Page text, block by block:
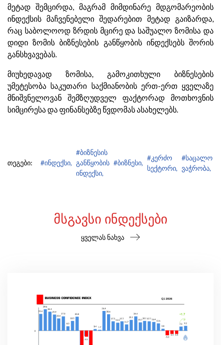
მეტად შემცირდა, მაგრამ მიმდინარე მდგომარეობის
ინდექსის მაჩვენებელი შედარებით მეტად გაიზარდა,
რაც საბოლოოდ ზრდის მცირე და საშუალო ზომისა და
დიდი ზომის ბიზნესების განწყობის ინდექსებს შორის
განსხვავებას.
მიუხედავად ზომისა, გამოკითხული ბიზნესების
უმეტესობა საკუთარი საქმიანობის ერთ-ერთ ყველაზე
მნიშვნელოვან შემზღუდველ ფაქტორად მოთხოვნის
სიმცირესა და ფინანსებზე წვდომას ასახელებს.
თეგები: #ინდექსი,
#ბიზნესის
განწყობის
ინდექსი,
#ბიზნესი,
#კერძო
სექტორი,
#საცალო
ვაჭრობა,
ᲛᲡᲒᲐᲕᲡᲘ ᲘᲜᲓᲔᲥᲡᲔᲑᲘ
ყველას ნახვა